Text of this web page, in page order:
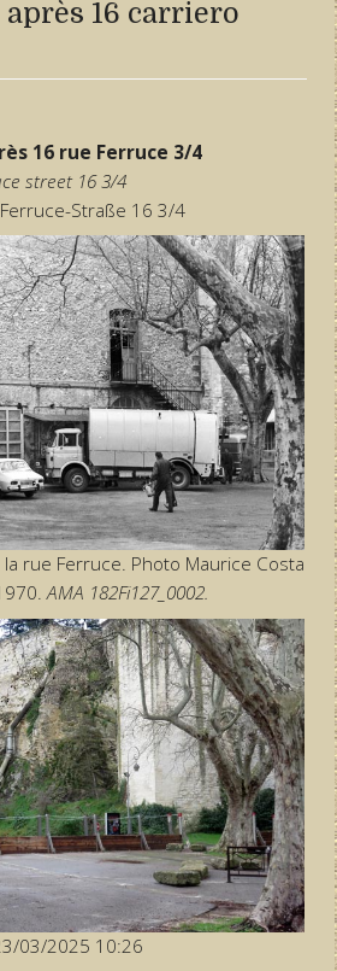
16 carriero
16 rue Ferruce 3/4
street 16 3/4
Straße 16 3/4
rue Ferruce. Photo Maurice Costa
AMA 182Fi127_0002.
03/2025 10:26